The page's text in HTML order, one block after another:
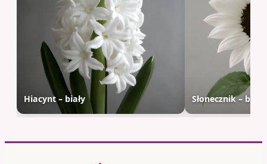
Hiacynt – biały Słonecznik – biały